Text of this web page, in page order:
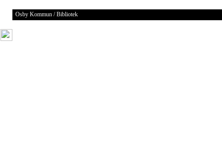
Osby Kommun / Bibliotek